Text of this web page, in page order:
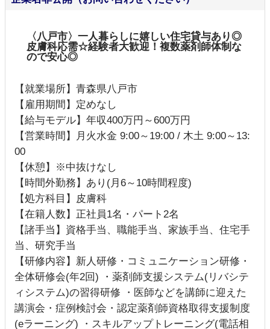
〈八戸市〉一人暮らしに嬉しい住宅貸与あり◎
皮膚科応需☆経験者大歓迎！複数薬剤師体制な
ので安心◎
【就業場所】青森県八戸市
【雇用期間】定めなし
【給与モデル】年収400万円～600万円
【営業時間】月火水金 9:00～19:00 / 木土 9:00～13:
00
【休憩】※中抜けなし
【時間外勤務】あり(月6～10時間程度)
【処方科目】皮膚科
【在籍人数】正社員1名・パート2名
【諸手当】資格手当、職能手当、家族手当、住宅手
当、研究手当
【研修内容】新人研修・コミュニケーション研修・
全体研修会(年2回) ・薬剤師支援システム(リバシテ
ィシステム)の習得研修 ・医師などを講師に迎えた
講演会・症例検討会・認定薬剤師資格取得支援制度
(eラーニング) ・スキルアップトレーニング(電話相